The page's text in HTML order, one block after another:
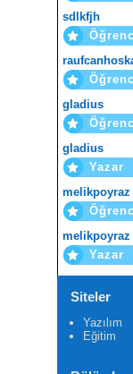
sdlkfjh
gladius
gladius
Yazar
melikpoyraz
melikpoyraz
Yazar
Siteler
Yazılım
Eğitim